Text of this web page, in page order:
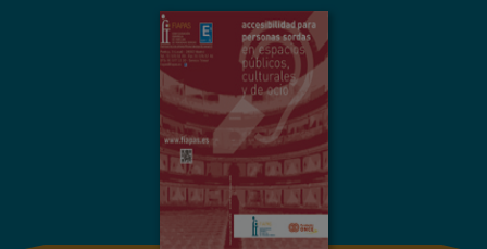
Accesibilidad para
personas sordas en
espacios públicos
culturales y de ocio
MATERIAL GRÁFICO